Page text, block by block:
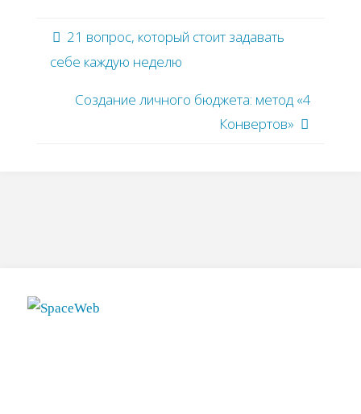
21 вопрос, который стоит задавать
себе каждую неделю
Создание личного бюджета: метод «4
Конвертов»